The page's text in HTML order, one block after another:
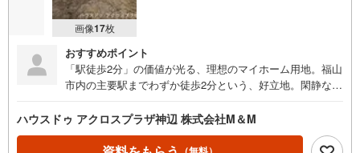
画像17枚
おすすめポイント
「駅徒歩2分」の価値が光る、理想のマイホーム用地。福山
市内の主要駅までわずか徒歩2分という、好立地。閑静な住
いた住環境です。
ハウスドゥ アクロスプラザ神辺 株式会社M＆M